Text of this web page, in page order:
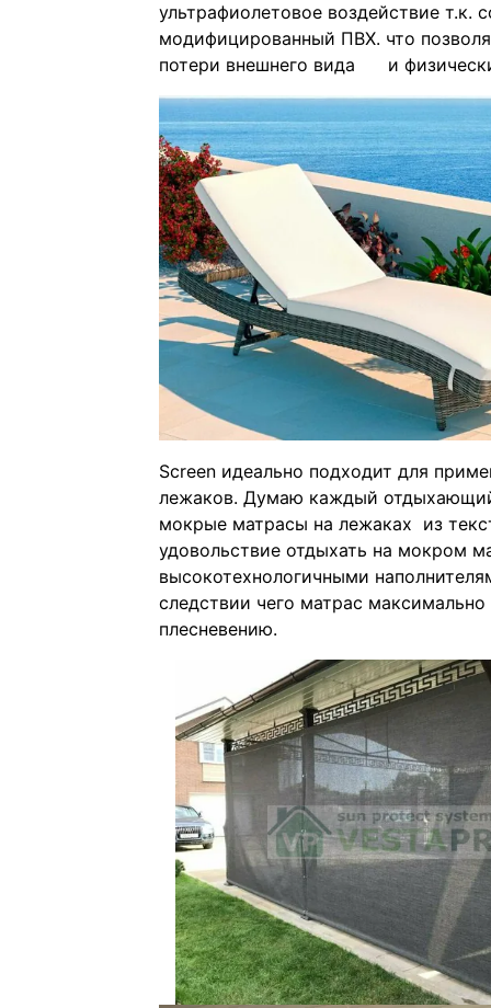
ультрафиолетовое воздействие т.к.
модифицированный ПВХ. что
потери внешнего вида и
Screen идеально подходит для
лежаков. Думаю каждый
мокрые матрасы на лежаках из
удовольствие отдыхать на мокром
высокотехнологичными
следствии чего матрас
плесневению.